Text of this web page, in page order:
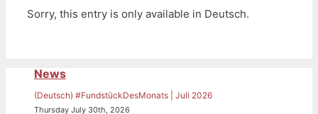
Sorry, this entry is only available in Deutsch.
News
(Deutsch) #FundstückDesMonats | Juli 2026
Thursday July 30th, 2026